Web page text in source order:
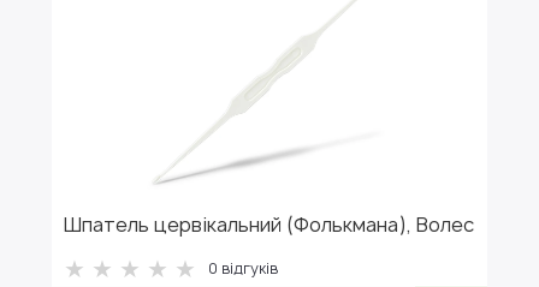
Шпатель цервікальний (Фолькмана), Волес
0 відгуків